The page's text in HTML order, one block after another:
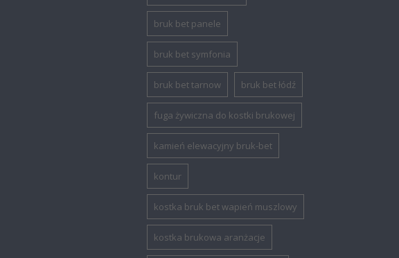
bruk bet panele
bruk bet symfonia
bruk bet tarnow bruk bet łódź
fuga żywiczna do kostki brukowej
kamień elewacyjny bruk-bet
kontur
kostka bruk bet wapień muszlowy
kostka brukowa aranżacje